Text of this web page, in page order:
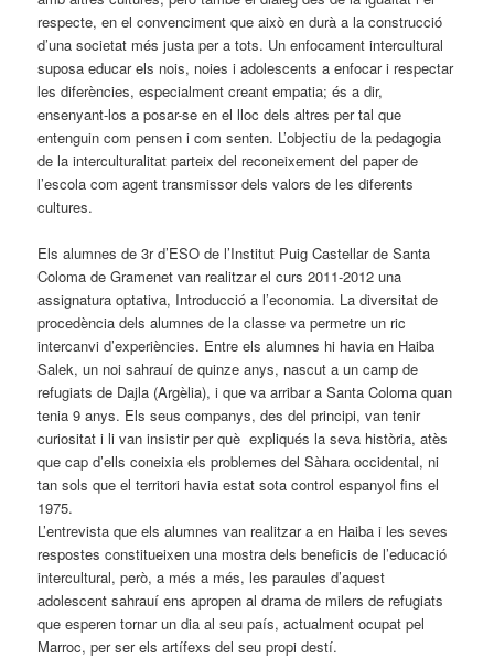
respecte, en el convenciment que això en durà a la construcció
d’una societat més justa per a tots. Un enfocament intercultural
suposa educar els nois, noies i adolescents a enfocar i respectar
les diferències, especialment creant empatia; és a dir,
ensenyant-los a posar-se en el lloc dels altres per tal que
entenguin com pensen i com senten. L’objectiu de la pedagogia
de la interculturalitat parteix del reconeixement del paper de
l’escola com agent transmissor dels valors de les diferents
cultures.
Els alumnes de 3r d’ESO de l’Institut Puig Castellar de Santa
Coloma de Gramenet van realitzar el curs 2011-2012 una
assignatura optativa, Introducció a l’economia. La diversitat de
procedència dels alumnes de la classe va permetre un ric
intercanvi d’experiències. Entre els alumnes hi havia en Haiba
Salek, un noi sahrauí de quinze anys, nascut a un camp de
refugiats de Dajla (Argèlia), i que va arribar a Santa Coloma quan
tenia 9 anys. Els seus companys, des del principi, van tenir
curiositat i li van insistir per què expliqués la seva història, atès
que cap d’ells coneixia els problemes del Sàhara occidental, ni
tan sols que el territori havia estat sota control espanyol fins el
1975.
L’entrevista que els alumnes van realitzar a en Haiba i les seves
respostes constitueixen una mostra dels beneficis de l’educació
intercultural, però, a més a més, les paraules d’aquest
adolescent sahrauí ens apropen al drama de milers de refugiats
que esperen tornar un dia al seu país, actualment ocupat pel
Marroc, per ser els artífexs del seu propi destí.